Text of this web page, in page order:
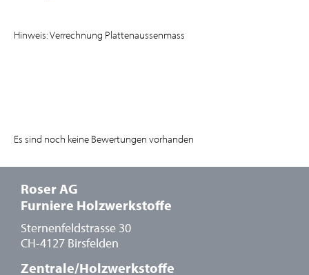
Hinweis: Verrechnung Plattenaussenmass
Es sind noch keine Bewertungen vorhanden
Roser AG
Furniere Holzwerkstoffe
Sternenfeldstrasse 30
CH-4127 Birsfelden
Zentrale/Holzwerkstoffe